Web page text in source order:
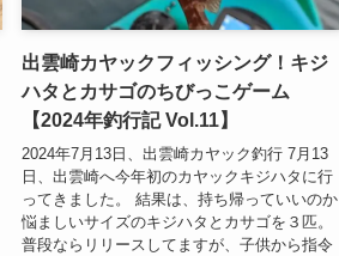
出雲崎カヤックフィッシング！キジ
ハタとカサゴのちびっこゲーム
【2024年釣行記 Vol.11】
2024年7月13日、出雲崎カヤック釣行 7月13
日、出雲崎へ今年初のカヤックキジハタに行
ってきました。 結果は、持ち帰っていいのか
悩ましいサイズのキジハタとカサゴを３匹。
普段ならリリースしてますが、子供から指令